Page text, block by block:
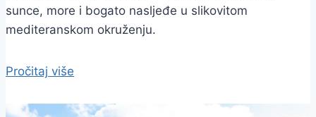
sunce, more i bogato nasljeđe u slikovitom
mediteranskom okruženju.
Pročitaj više